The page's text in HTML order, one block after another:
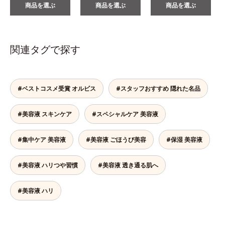
商品を選ぶ 商品を選ぶ 商品を選ぶ
関連タグで探す
#ベストコスメ受賞 オルビス #スタッフおすすめ 隠れた名品
#美容液 スキンケア #スペシャルケア 美容液
#集中ケア 美容液 #美容液 ごほうび美容 #保湿 美容液
#美容液 ハリつや習慣 #美容液 透き通る肌へ
#美容液 ハリ